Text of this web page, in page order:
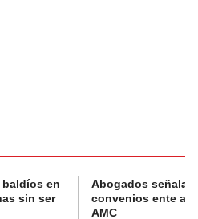
en
sin ser
Abogados
convenios ente
AMC